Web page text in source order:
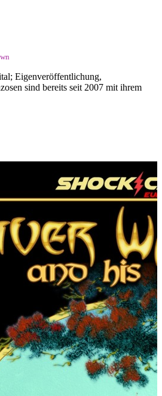
Eigenveröffentlichung,
sind bereits seit 2007 mit ihrem